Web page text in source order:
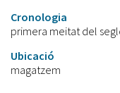
Cronologia
primera meitat del
Ubicació
magatzem